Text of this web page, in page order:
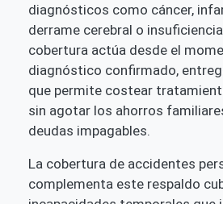
diagnósticos como cáncer,
derrame cerebral o
cobertura actúa desde el
diagnóstico confirmado,
que permite costear
sin agotar los ahorros
deudas impagables.
La cobertura de accidentes
complementa este respaldo